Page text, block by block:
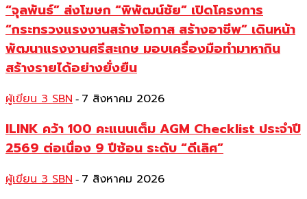
“จุลพันธ์” ส่งโฆษก “พิพัฒน์ชัย” เปิดโครงการ
“กระทรวงแรงงานสร้างโอกาส สร้างอาชีพ” เดินหน้า
พัฒนาแรงงานศรีสะเกษ มอบเครื่องมือทำมาหากิน
สร้างรายได้อย่างยั่งยืน
ผู้เขียน 3 SBN - 7 สิงหาคม 2026
ILINK คว้า 100 คะแนนเต็ม AGM Checklist ประจำปี
2569 ต่อเนื่อง 9 ปีซ้อน ระดับ “ดีเลิศ”
ผู้เขียน 3 SBN - 7 สิงหาคม 2026